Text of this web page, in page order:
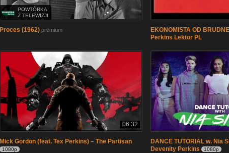
POWTÓRKA
Z TELEWIZJI
Proces (1962) premium
EKONOMISTA OD
Perkins Lektor PL
06:32
Mick Gordon (feat. Tex Perkins) – The Partisan
1080p
DANCE TUTORIAL w. Nia
Devenity Perkins
1080p